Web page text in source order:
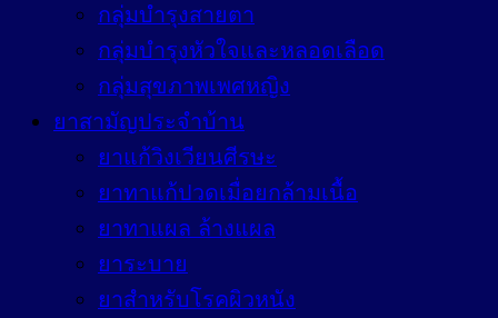
กลุ่มบำรุงสายตา
กลุ่มบำรุงหัวใจและหลอดเลือด
กลุ่มสุขภาพเพศหญิง
ยาสามัญประจำบ้าน
ยาแก้วิงเวียนศีรษะ
ยาทาแก้ปวดเมื่อยกล้ามเนื้อ
ยาทาแผล ล้างแผล
ยาระบาย
ยาสำหรับโรคผิวหนัง